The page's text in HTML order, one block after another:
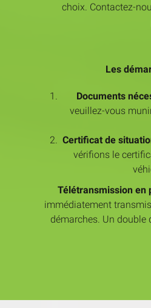
choix. Contactez-
Les
Documents
veuillez-vous
Certificat de
vérifions le
Télétransmission en
immédiatement
démarches. Un